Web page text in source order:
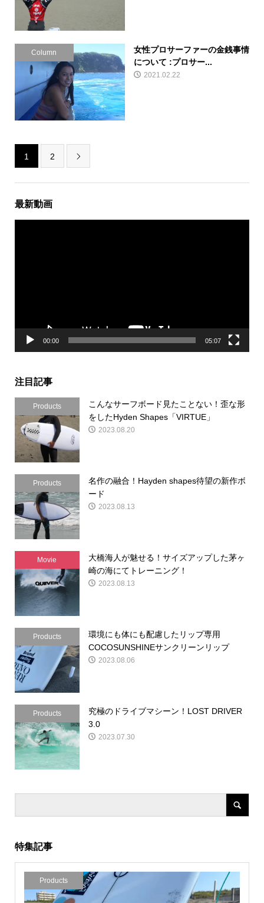
Column
女性プロサーファーの金銭事情
について :プロサー...
2021.02.22
1 2 
最新動画
00:00 05:07
注目記事
Products
こんなサーフボード見たことない！歪な形
をしたHyden Shapes「VIRTUE」
2023.08.20
Products
名作の融合！Hayden shapes待望の新作ボ
ード
2023.08.13
Movie
大橋海人が魅せる！サイズアップした茅ヶ
崎の海にてトレーニング！
2023.08.13
Products
環境にも体にも配慮したリップ専用
COCOSUNSHINEサンクリーンリップ
2023.08.06
Products
究極のドライブマシーン！LOST DRIVER
3.0
2023.07.30
特集記事
Products